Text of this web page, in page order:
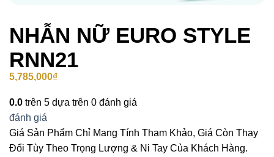
NHẪN NỮ EURO STYLE
RNN21
5,785,000₫
0.0 trên 5 dựa trên 0 đánh giá
đánh giá
Giá Sản Phẩm Chỉ Mang Tính Tham Khảo, Giá Còn Thay
Đổi Tùy Theo Trọng Lượng & Ni Tay Của Khách Hàng.